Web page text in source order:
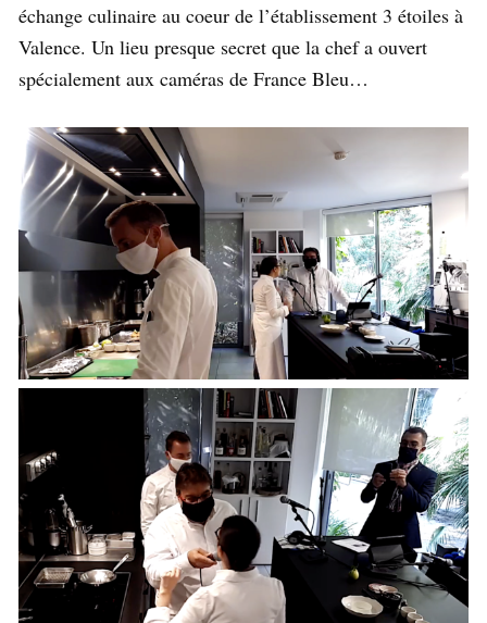
échange culinaire au coeur de l’établissement 3 étoiles à
Valence. Un lieu presque secret que la chef a ouvert
spécialement aux caméras de France Bleu…